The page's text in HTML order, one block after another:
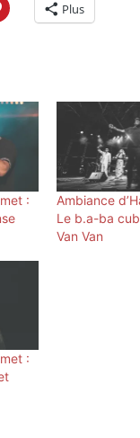
Plus
:
Ambiance
Le b.a-ba
Van Van
: